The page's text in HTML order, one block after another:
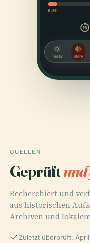
QUELLEN
Geprüftund
Recherchiert und
aus historischen
Archiven und
Zuletzt überprüft: